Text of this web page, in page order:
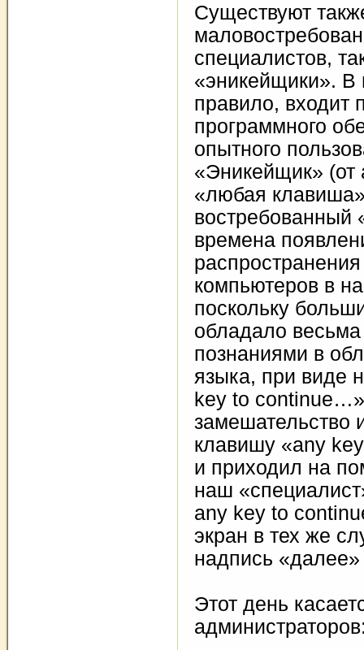
Существуют
специалистов,
«эникейщики». В
правило, входит
программного
опытного
«Эникейщик»
«любая
востребованный
времена
компьютеров в
поскольку
обладало
познаниями в
языка, при виде
key to
замешательство
клавишу «any
и приходил на
наш
any key to
экран в тех же
надпись
Этот день